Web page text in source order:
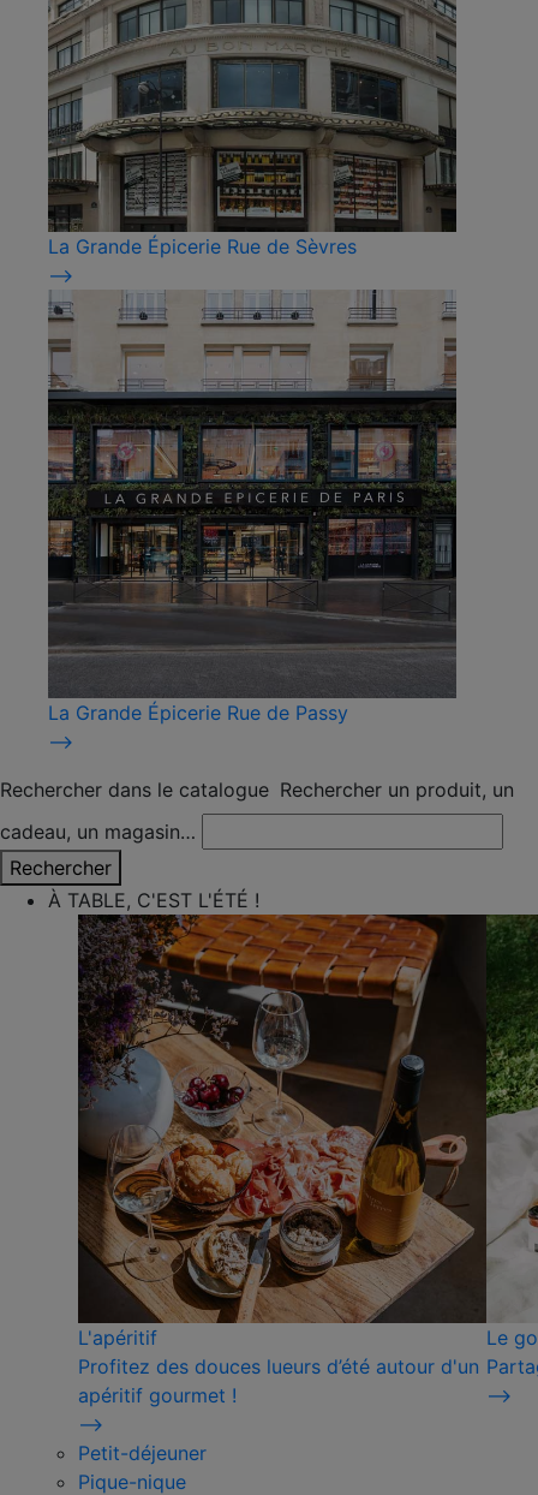
La Grande Épicerie Rue de Sèvres
⟶
La Grande Épicerie Rue de Passy
⟶
Rechercher dans le catalogue Rechercher un produit, un
cadeau, un magasin…
Rechercher
À TABLE, C'EST L'ÉTÉ !
L'apéritif
Profitez des douces lueurs d’été autour d'un
apéritif gourmet !
⟶
Le
⟶
Petit-déjeuner
Pique-nique